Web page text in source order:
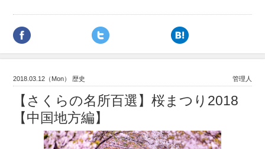
2018.03.12（Mon） 歴史 管理人
【さくらの名所百選】桜まつり2018
【中国地方編】